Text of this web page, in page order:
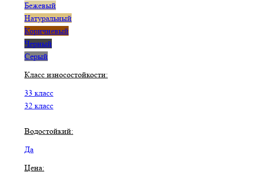
Бежевый
Натуральный
Коричневый
Черный
Серый
Класс износостойкости:
33 класс
32 класс
Водостойкий:
Да
Цена: